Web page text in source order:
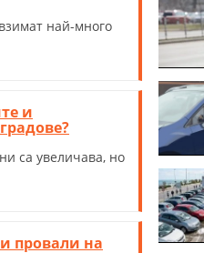
най-много
и
са увеличава, но
провали на